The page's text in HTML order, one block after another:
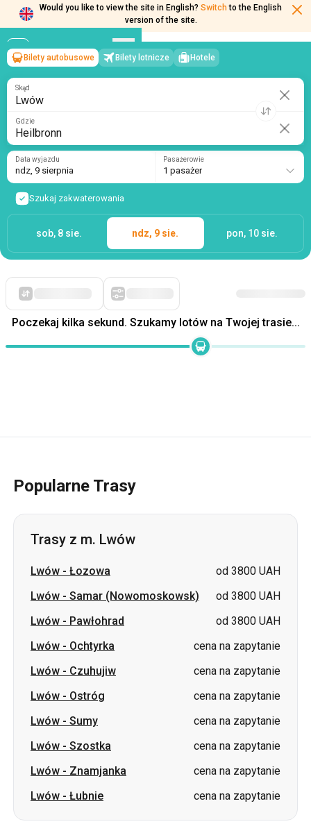
Would you like to view the site in English? Switch to the English
version of the site.
Lwów→Heilbronn
ndz, 9 sierpnia/1 pasażer
Bilety autobusowe Bilety lotnicze Hotele
Skąd
Gdzie
Data wyjazdu
ndz, 9 sierpnia
Pasażerowie
1 pasażer
Szukaj zakwaterowania
sob, 8 sie. ndz, 9 sie. pon, 10 sie.
Poczekaj kilka sekund. Szukamy lotów na Twojej trasie...
Popularne Trasy
Trasy z m. Lwów
Lwów - Łozowa
od 3800 UAH
Lwów - Samar (Nowomoskowsk)
od 3800 UAH
Lwów - Pawłohrad
od 3800 UAH
Lwów - Ochtyrka
cena na zapytanie
Lwów - Czuhujiw
cena na zapytanie
Lwów - Ostróg
cena na zapytanie
Lwów - Sumy
cena na zapytanie
Lwów - Szostka
cena na zapytanie
Lwów - Znamjanka
cena na zapytanie
Lwów - Łubnie cena na zapytanie